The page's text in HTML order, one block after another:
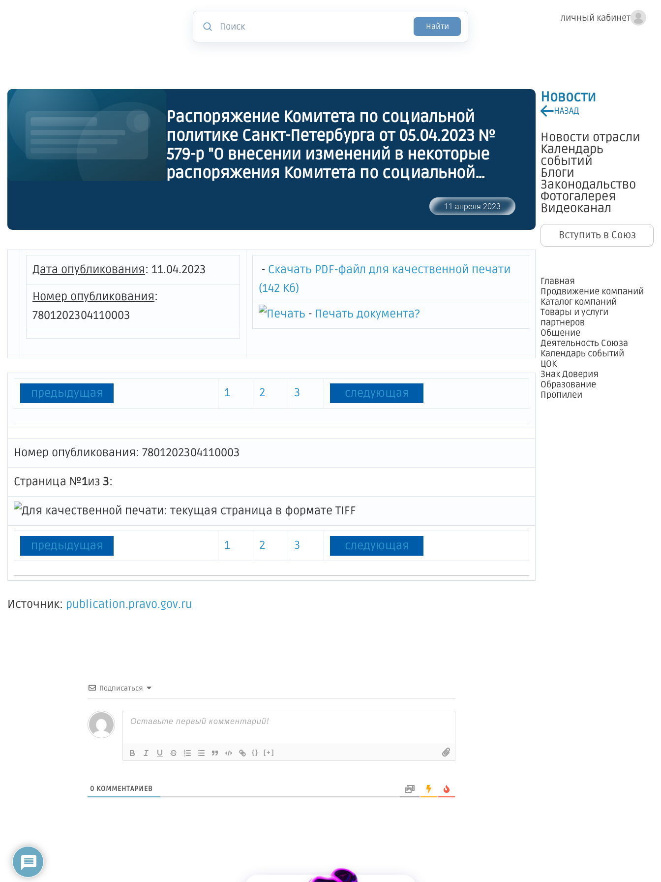
личный кабинет
Найти
Новости
НАЗАД
Новости отрасли
Календарь
событий
Блоги
Законодальство
Фотогалерея
Видеоканал
Вступить в Союз
Главная
Продвижение компаний
Каталог компаний
Товары и услуги
партнеров
Общение
Деятельность Союза
Календарь событий
ЦОК
Знак Доверия
Образование
Пропилеи
Распоряжение Комитета по социальной
политике Санкт-Петербурга от 05.04.2023 №
579-р "О внесении изменений в некоторые
распоряжения Комитета по социальной
утратившими силу некоторых распоряжений
Комитета по социальной политике Санкт-
Петербурга"
11 апреля 2023
Дата опубликования: 11.04.2023
Номер опубликования:
7801202304110003
- Скачать PDF-файл для качественной печати
(142 Кб)
- Печать документа?
предыдущая 1 2 3 следующая
Номер опубликования: 7801202304110003
Страница №1из 3:
предыдущая 1 2 3 следующая
Источник: publication.pravo.gov.ru
Подписаться
{} [+]
0 КОММЕНТАРИЕВ